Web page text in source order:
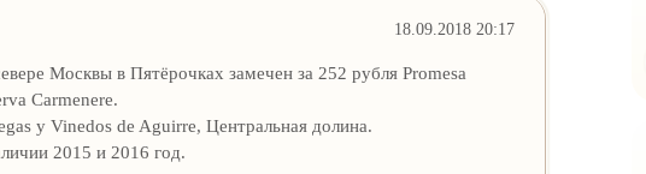
18.09.2018 20:17
Москвы в Пятёрочках замечен за 252 рубля Promesa
Carmenere.
y Vinedos de Aguirre, Центральная долина.
2015 и 2016 год.